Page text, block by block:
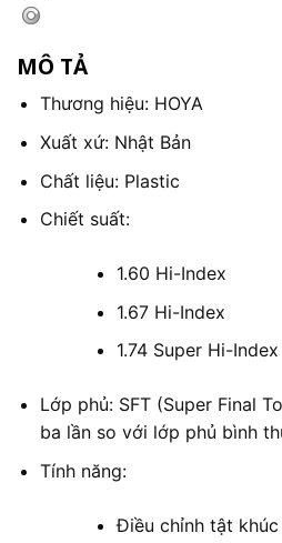
MÔ TẢ
Thương hiệu: HOYA
Xuất xứ: Nhật Bản
Chất liệu: Plastic
Chiết suất:
1.60 Hi-Index
1.67 Hi-Index
1.74 Super Hi-Index
Lớp phủ: SFT (Super Final
ba lần so với lớp phủ bình
Tính năng:
Điều chỉnh tật khúc